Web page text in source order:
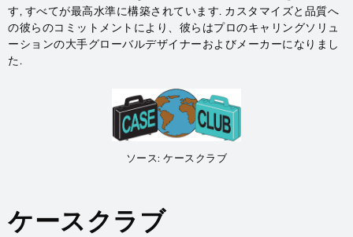
す, すべてが最高水準に構築されています. カスタマイズと品質へ
の彼らのコミットメントにより、彼らはプロのキャリングソリュ
ーションの大手グローバルデザイナーおよびメーカーになりまし
た.
ソース: ケースクラブ
ケースクラブ